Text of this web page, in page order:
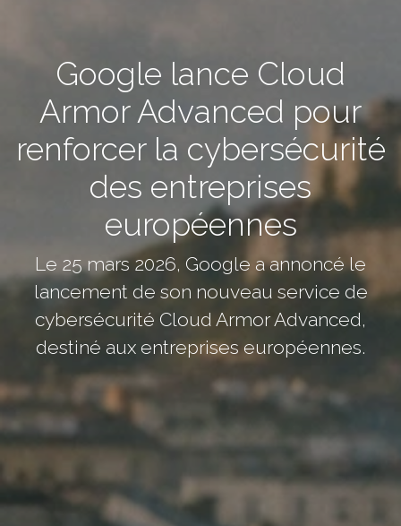
Google lance Cloud
Armor Advanced pour
renforcer la cybersécurité
des entreprises
européennes
Le 25 mars 2026, Google a annoncé le
lancement de son nouveau service de
cybersécurité Cloud Armor Advanced,
destiné aux entreprises européennes.